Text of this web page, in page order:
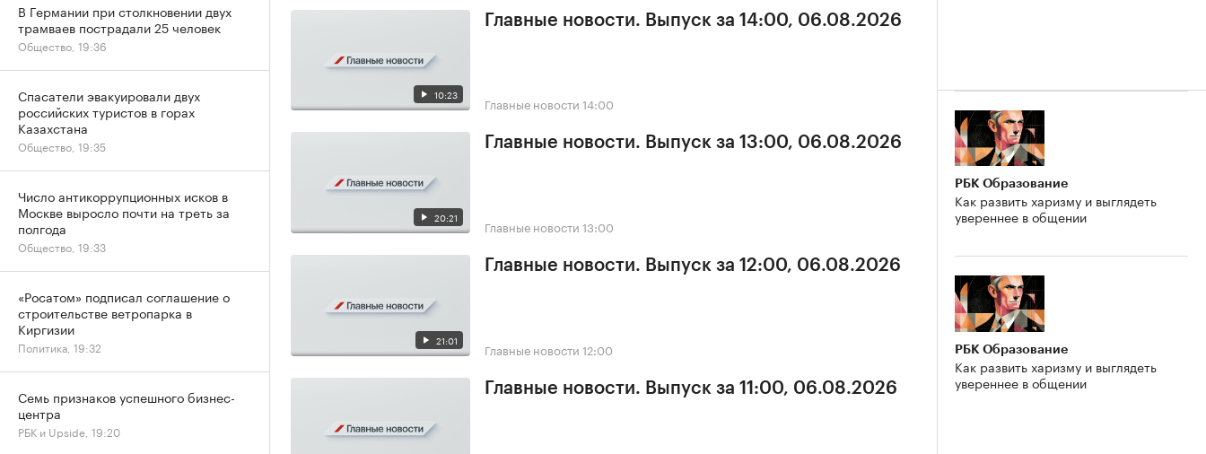
10:23
Главные новости. Выпуск за 14:00, 06.08.2026
Главные новости 14:00
20:21
Главные новости. Выпуск за 13:00, 06.08.2026
Главные новости 13:00
21:01
Главные новости. Выпуск за 12:00, 06.08.2026
Главные новости 12:00
Главные новости. Выпуск за 11:00, 06.08.2026
РБК Образование
Как развить харизму и выглядеть
увереннее в общении
РБК Образование
Как развить харизму и выглядеть
увереннее в общении
В Германии при столкновении двух
трамваев пострадали 25 человек
Общество, 19:36
Спасатели эвакуировали двух
российских туристов в горах
Казахстана
Общество, 19:35
Число антикоррупционных исков в
Москве выросло почти на треть за
полгода
Общество, 19:33
«Росатом» подписал соглашение о
строительстве ветропарка в
Киргизии
Политика, 19:32
Семь признаков успешного бизнес-
центра
РБК и Upside, 19:20